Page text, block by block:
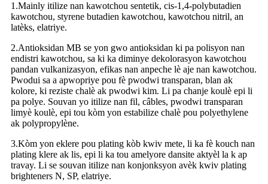
1.Mainly itilize nan kawotchou sentetik, cis-1,4-polybutadien
kawotchou, styrene butadien kawotchou, kawotchou nitril, an
latèks, elatriye.
2.Antioksidan MB se yon gwo antioksidan ki pa polisyon nan
endistri kawotchou, sa ki ka diminye dekolorasyon kawotchou
pandan vulkanizasyon, efikas nan anpeche lè aje nan kawotchou.
Pwodui sa a apwopriye pou fè pwodwi transparan, blan ak
kolore, ki reziste chalè ak pwodwi kim. Li pa chanje koulè epi li
pa polye. Souvan yo itilize nan fil, câbles, pwodwi transparan
limyè koulè, epi tou kòm yon estabilize chalè pou polyethylene
ak polypropylène.
3.Kòm yon eklere pou plating kòb kwiv mete, li ka fè kouch nan
plating klere ak lis, epi li ka tou amelyore dansite aktyèl la k ap
travay. Li se souvan itilize nan konjonksyon avèk kwiv plating
brighteners N, SP, elatriye.